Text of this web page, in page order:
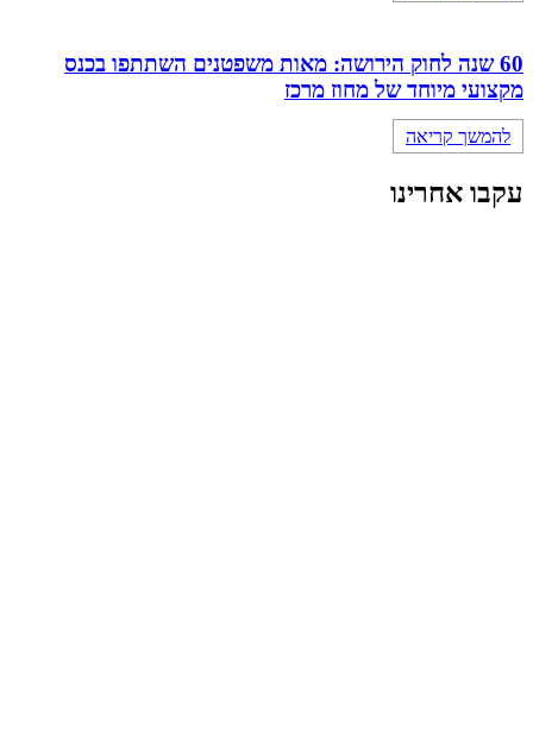
60 שנה לחוק הירושה: מאות משפטנים השתתפו בכנס
מקצועי מיוחד של מחוז מרכז
להמשך קריאה
עקבו אחרינו